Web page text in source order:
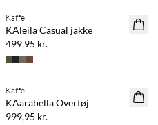
NYHED
Kaffe
KAleila Casual jakke
499,95 kr.
NYHED
Kaffe
KAarabella Overtøj
999,95 kr.